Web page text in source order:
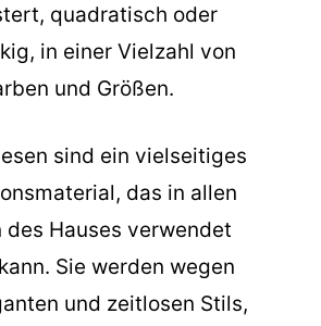
quadratisch oder
in einer Vielzahl von
und Größen.
sind ein vielseitiges
das in allen
des Hauses verwendet
Sie werden wegen
und zeitlosen Stils,